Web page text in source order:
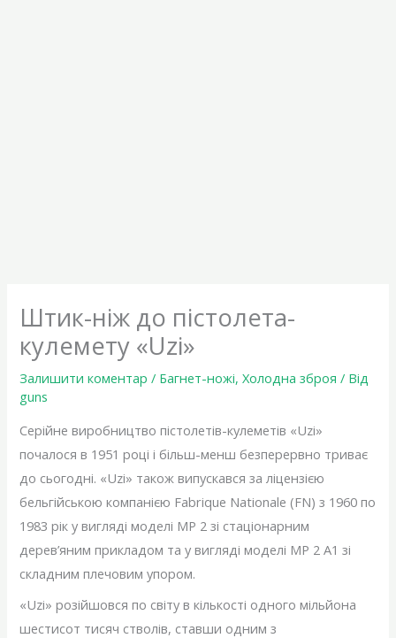
Штик-ніж до пістолета-
кулемету «Uzi»
Залишити коментар / Багнет-ножі,Холодна зброя / Від
guns
Серійне виробництво пістолетів-кулеметів «Uzi»
почалося в 1951 році і більш-менш безперервно триває
до сьогодні. «Uzi» також випускався за ліцензією
бельгійською компанією Fabrique Nationale (FN) з 1960 по
1983 рік у вигляді моделі МР 2 зі стаціонарним
дерев’яним прикладом та у вигляді моделі МР 2 А1 зі
складним плечовим упором.
«Uzi» розійшовся по світу в кількості одного мільйона
шестисот тисяч стволів, ставши одним з